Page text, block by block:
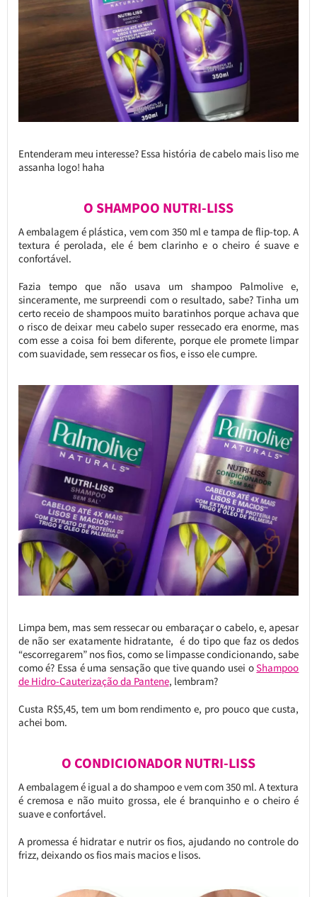
Entenderam meu interesse? Essa história de cabelo mais liso me
assanha logo! haha
O SHAMPOO NUTRI-LISS
A embalagem é plástica, vem com 350 ml e tampa de flip-top. A
textura é perolada, ele é bem clarinho e o cheiro é suave e
confortável.
Fazia tempo que não usava um shampoo Palmolive e,
sinceramente, me surpreendi com o resultado, sabe? Tinha um
certo receio de shampoos muito baratinhos porque achava que
o risco de deixar meu cabelo super ressecado era enorme, mas
com esse a coisa foi bem diferente, porque ele promete limpar
com suavidade, sem ressecar os fios, e isso ele cumpre.
Limpa bem, mas sem ressecar ou embaraçar o cabelo, e, apesar
de não ser exatamente hidratante, é do tipo que faz os dedos
“escorregarem” nos fios, como se limpasse condicionando, sabe
como é? Essa é uma sensação que tive quando usei oShampoo
de Hidro-Cauterização da Pantene, lembram?
Custa R$5,45, tem um bom rendimento e, pro pouco que custa,
achei bom.
O CONDICIONADOR NUTRI-LISS
A embalagem é igual a do shampoo e vem com 350 ml. A textura
é cremosa e não muito grossa, ele é branquinho e o cheiro é
suave e confortável.
A promessa é hidratar e nutrir os fios, ajudando no controle do
frizz, deixando os fios mais macios e lisos.